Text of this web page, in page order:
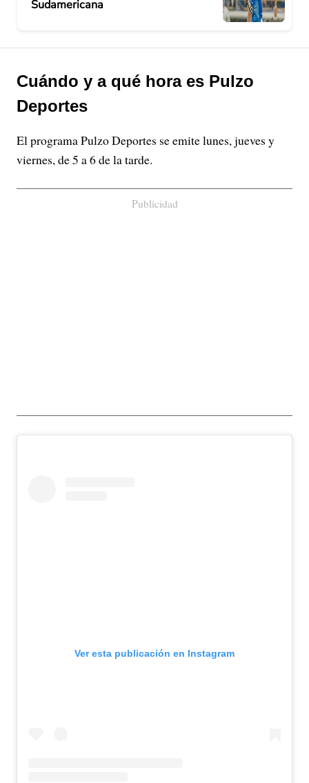
Sudamericana
Cuándo y a qué hora es Pulzo
Deportes
El programa Pulzo Deportes se emite lunes, jueves y
viernes, de 5 a 6 de la tarde.
Publicidad
Ver esta publicación en Instagram